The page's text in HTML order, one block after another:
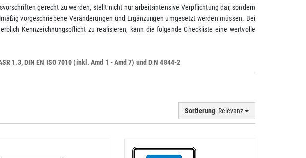
gerecht zu werden, stellt nicht nur arbeitsintensive Verpflichtung dar, sondern
vorgeschriebene Veränderungen und Ergänzungen umgesetzt werden müssen. Bei
Kennzeichnungspflicht zu realisieren, kann die folgende Checkliste eine wertvolle
1.3, DIN EN ISO 7010 (inkl. Amd 1 - Amd 7) und DIN 4844-2
Sortierung: Relevanz